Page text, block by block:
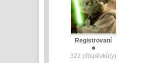
Registrovaní
322 příspěvků(y)